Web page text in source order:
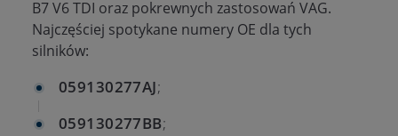
B7 V6 TDI oraz pokrewnych zastosowań VAG.
Najczęściej spotykane numery OE dla tych
silników:
059130277AJ;
059130277BB;